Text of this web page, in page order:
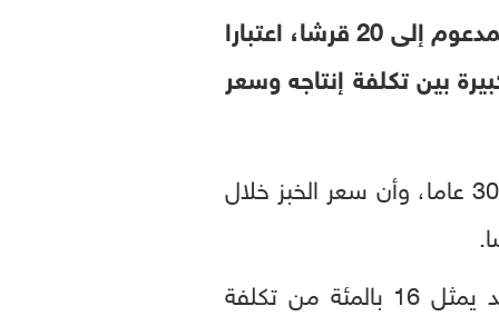
أعلن رئيس الوزراء المصري، مصطفى مدبولي، الأربعاء، رفع سعر رغيف الخبز المدعوم إلى 20 قرشا، اعتبارا
الكبيرة بين تكلفة إنتاجه وسعر
وقال مدبولي في مؤتمر صحفي إن سعر الخبز المدعم لم يتم تحريكه منذ أكثر من 30 عاما، وأن سعر الخبز خلال
وزير التموين علي المصيلحي، إن السعر الجديد يمثل 16 بالمئة من تكلفة